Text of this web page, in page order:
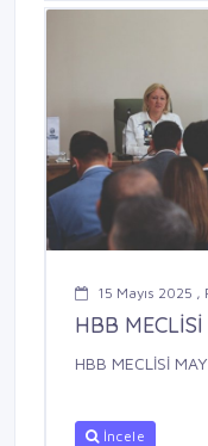
15 Mayıs 2025
HBB MECLİSİ
HBB MECLİSİ
İncele